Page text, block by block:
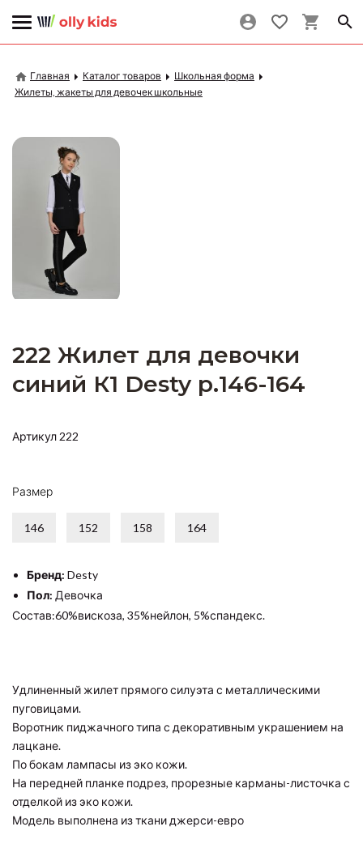
Главная Каталог товаров
Школьная форма
Жилеты, жакеты для девочек школьные
222 Жилет для девочки
синий К1 Desty р.146-164
Артикул 222
Размер
146 152 158 164
Бренд: Desty
Пол: Девочка
Состав:60%вискоза, 35%нейлон, 5%спандекс.
Удлиненный жилет прямого силуэта с металлическими
пуговицами.
Воротник пиджачного типа с декоративным украшением на
лацкане.
По бокам лампасы из эко кожи.
На передней планке подрез, прорезные карманы-листочка с
отделкой из эко кожи.
Модель выполнена из ткани джерси-евро